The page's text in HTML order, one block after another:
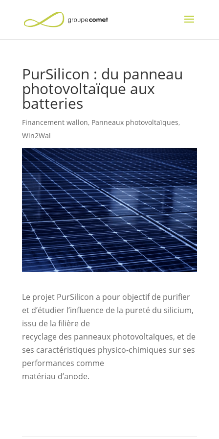
PurSilicon : du panneau
photovoltaïque aux
batteries
Financement wallon, Panneaux photovoltaïques,
Win2Wal
Le projet PurSilicon a pour objectif de purifier
et d’étudier l’influence de la pureté du silicium,
issu de la filière de
recyclage des panneaux photovoltaïques, et de
ses caractéristiques physico-chimiques sur ses
performances comme
matériau d’anode.